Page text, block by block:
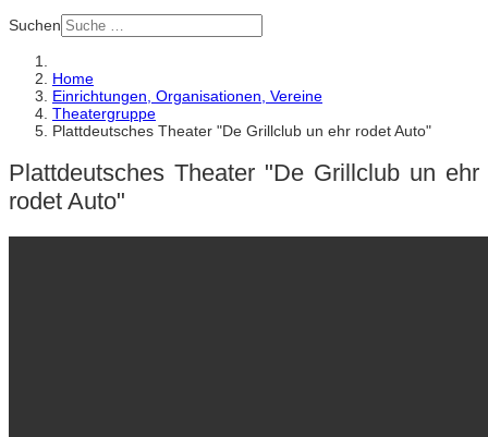
Suchen
Home
Einrichtungen, Organisationen, Vereine
Theatergruppe
Plattdeutsches Theater "De Grillclub un ehr rodet Auto"
Plattdeutsches Theater "De Grillclub un ehr
rodet Auto"